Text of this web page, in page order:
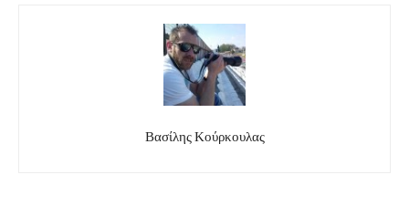
Βασίλης Κούρκουλας